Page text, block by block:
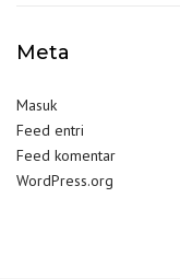
Meta
Masuk
Feed entri
Feed komentar
WordPress.org